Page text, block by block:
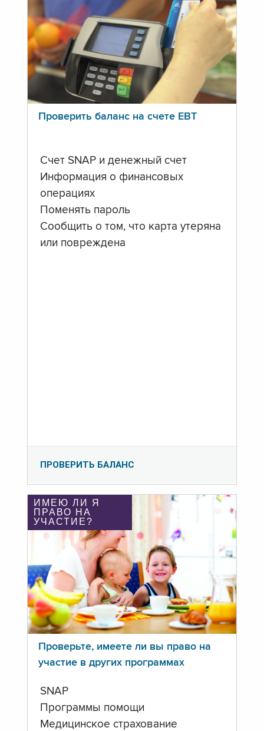
Проверить баланс на счете ЕВТ
Счет SNAP и денежный счет
Информация о финансовых
операциях
Поменять пароль
Сообщить о том, что карта утеряна
или повреждена
ПРОВЕРИТЬ БАЛАНС
ИМЕЮ ЛИ Я
ПРАВО НА
УЧАСТИЕ?
Проверьте, имеете ли вы право на
участие в других программах
SNAP
Программы помощи
Медицинское страхование